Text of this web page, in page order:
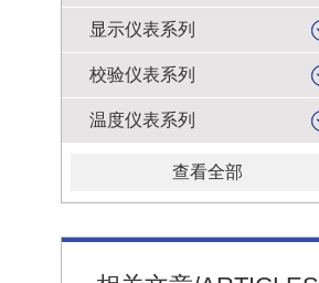
显示仪表系列
校验仪表系列
温度仪表系列
查看全部